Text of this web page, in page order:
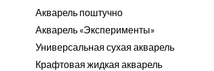
Акварель поштучно
Акварель «Эксперименты»
Универсальная сухая акварель
Крафтовая жидкая акварель